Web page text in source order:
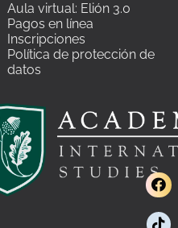
Aula virtual: Elión 3.0
Pagos en línea
Inscripciones
Política de protección de
datos